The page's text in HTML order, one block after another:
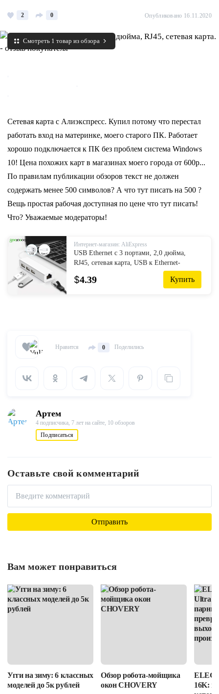
2 0 Опубликовано 16.11.2020
Смотреть 1 товар из обзора
Сетевая карта с Алиэкспресс. Купил потому что перестал
работать вход на материнке, моего старого ПК. Работает
хорошо подключается к ПК без проблем система Windows
10! Цена похожих карт в магазинах моего города от 600р...
По правилам публикации обзоров текст не должен
содержать менее 500 символов? А что тут писать на 500 ?
Вещь простая рабочая доступная по цене что тут писать!
Что? Уважаемые модераторы!
Интернет-магазин: AliExpress
USB Ethernet с 3 портами, 2,0 дюйма,
RJ45, сетевая карта, USB к Ethernet-
адаптеру для Mac, iOS, Android, ПК,
RTL8152, USB 2,0 концентратор
$4.39 Купить
Нравится 0 Поделились
Артем
4 подписчика, 7 лет на сайте, 10 обзоров
Подписаться
Оставьте свой комментарий
Вам может понравиться
Угги на зиму: 6 классных
моделей до 5к рублей
Обзор робота-мойщика
окон CHOVERY
16K: